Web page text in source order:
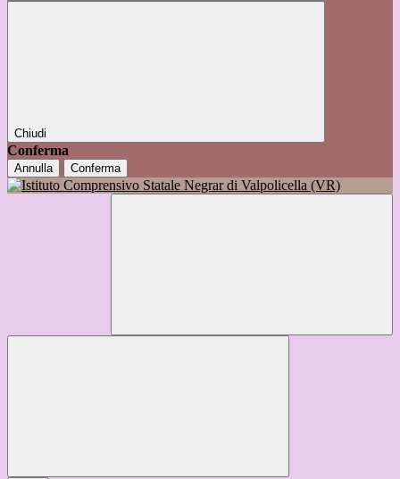
Chiudi
Conferma
Annulla Conferma